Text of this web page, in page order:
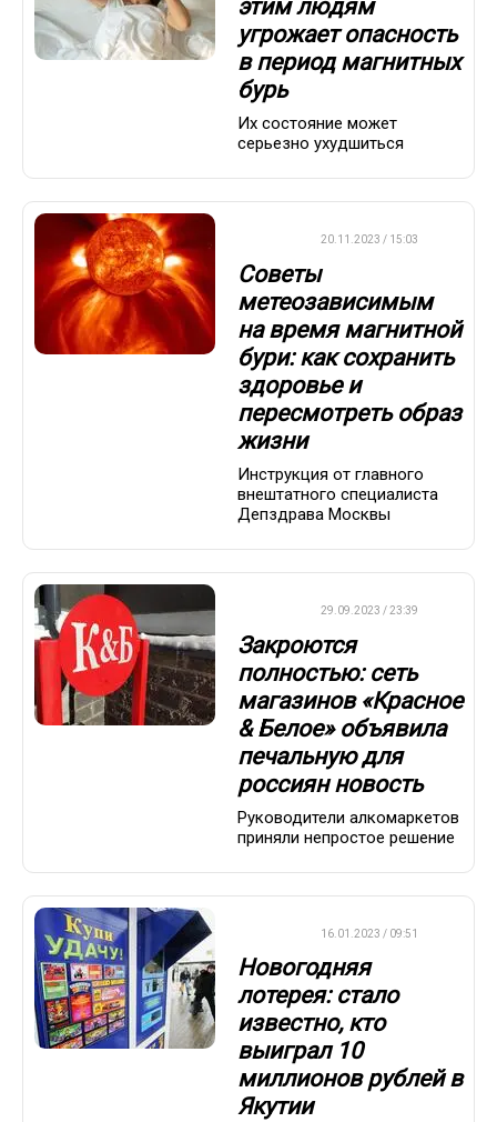
этим людям
угрожает опасность
в период магнитных
бурь
Их состояние может
серьезно ухудшиться
20.11.2023 / 15:03
Советы
метеозависимым
на время магнитной
бури: как сохранить
здоровье и
пересмотреть образ
жизни
Инструкция от главного
внештатного специалиста
Депздрава Москвы
29.09.2023 / 23:39
Закроются
полностью: сеть
магазинов «Красное
& Белое» объявила
печальную для
россиян новость
Руководители алкомаркетов
приняли непростое решение
16.01.2023 / 09:51
Новогодняя
лотерея: стало
известно, кто
выиграл 10
миллионов рублей в
Якутии